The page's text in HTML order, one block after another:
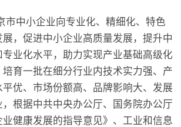
市中小企业向专业化、精细化、特色
，促进中小企业高质量发展，提升中
业化水平，助力实现产业基础高级化
育一批在细分行业内技术实力强、产
优、市场份额高、品牌影响大、发展
根据中共中央办公厅、国务院办公厅
业健康发展的指导意见》、工业和信息